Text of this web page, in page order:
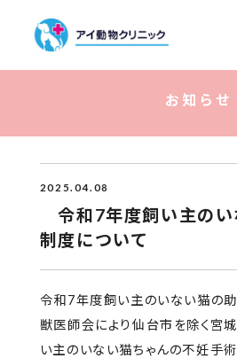
お知らせ
2025.04.08
令和7年度飼い主のい
制度について
令和7年度飼い主のいない猫の
獣医師会により仙台市を除く宮
い主のいない猫ちゃんの不妊手